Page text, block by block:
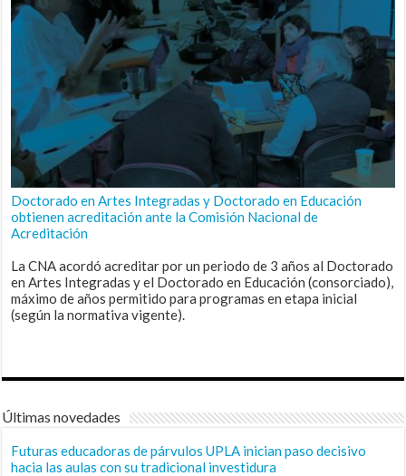
Doctorado en Artes Integradas y Doctorado en Educación
obtienen acreditación ante la Comisión Nacional de
Acreditación
La CNA acordó acreditar por un periodo de 3 años al Doctorado
en Artes Integradas y el Doctorado en Educación (consorciado),
máximo de años permitido para programas en etapa inicial
(según la normativa vigente).
Últimas novedades
Futuras educadoras de párvulos UPLA inician paso decisivo
hacia las aulas con su tradicional investidura